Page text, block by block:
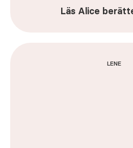
Läs Alice
LENE